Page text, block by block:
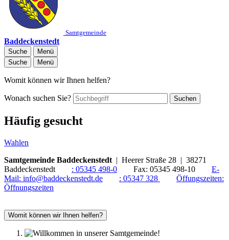
Samtgemeinde
Baddeckenstedt
Suche
Menü
Suche
Menü
Womit können wir Ihnen helfen?
Wonach suchen Sie? Suchen
Häufig gesucht
Wahlen
Samtgemeinde Baddeckenstedt | Heerer Straße 28 | 38271
Baddeckenstedt : 05345 498-0 Fax: 05345 498-10
E-
Mail: info@baddeckenstedt.de : 05347 328
Öffungszeiten:
Öffnungszeiten
Womit können wir Ihnen helfen?